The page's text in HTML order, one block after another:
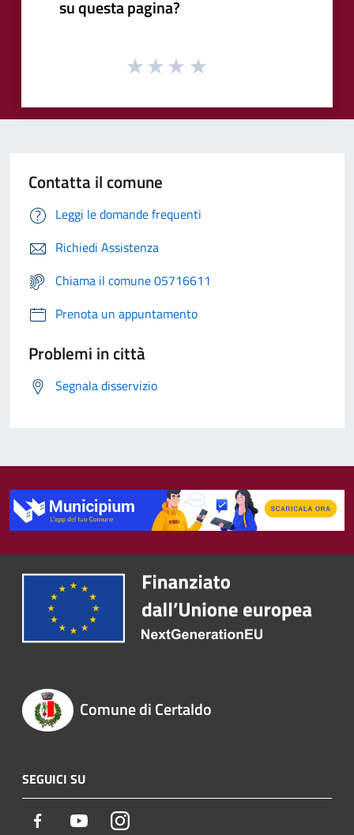
su questa pagina?
Contatta il comune
Leggi le domande frequenti
Richiedi Assistenza
Chiama il comune 05716611
Prenota un appuntamento
Problemi in città
Segnala disservizio
Comune di Certaldo
SEGUICI SU
Facebook YoutubeInstagram